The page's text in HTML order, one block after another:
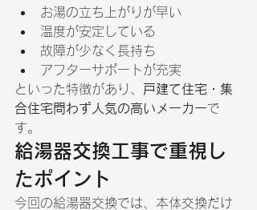
お湯の立ち上がりが早い
温度が安定している
故障が少なく長持ち
アフターサポートが充実
といった特徴があり、
戸建て住宅・集
合住宅問わず人気の高いメーカーで
す。
給湯器交換工事で重視し
たポイント
今回の給湯器交換では、本体交換だけ